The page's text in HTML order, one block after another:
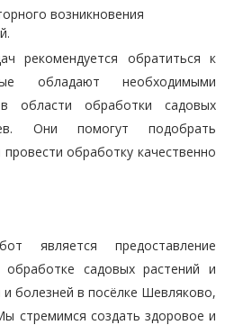
возникновения
рекомендуется обратиться к
обладают необходимыми
обработки садовых
Они помогут подобрать
обработку качественно
является предоставление
обработке садовых растений и
болезней в посёлке Шевляково,
стремимся создать здоровое и